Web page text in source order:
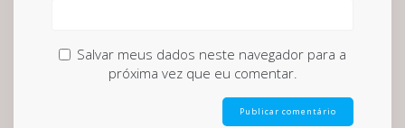
Salvar meus dados neste navegador para a
próxima vez que eu comentar.